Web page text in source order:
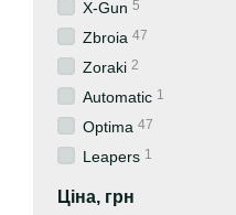
X-Gun 5
Zbroia 47
Zoraki 2
Automatic 1
Optima 47
Leapers 1
Ціна, грн